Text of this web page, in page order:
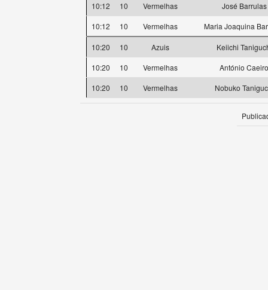
10:12
10 Vermelhas
José Barrulas
10:12
10 Vermelhas Maria Joaquina
10:20 10 Azuis
Keiichi
10:20
10 Vermelhas
António Caeiro
10:20
10 Vermelhas Nobuko